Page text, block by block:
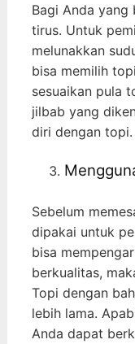
Bagi Anda
tirus. Untuk
melunakkan
bisa memilih
sesuaikan pula
jilbab yang
diri dengan topi.
Sebelum
dipakai untuk
bisa
berkualitas,
Topi dengan
lebih lama.
Anda dapat